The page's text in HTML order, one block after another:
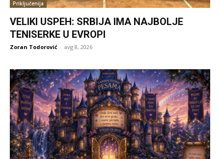
Priključenija
VELIKI USPEH: SRBIJA IMA NAJBOLJE
TENISERKE U EVROPI
Zoran Todorović - avg 8, 2026